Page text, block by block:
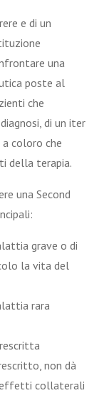
e di un
una
poste al
che
di un iter
coloro che
della terapia.
una Second
grave o di
la vita del
rara
non dà
effetti collaterali